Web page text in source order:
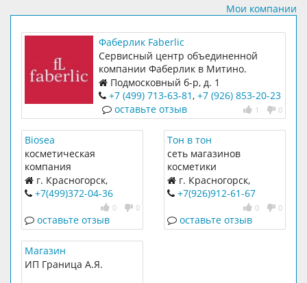
Мои компании
Фаберлик Faberlic
Сервисный центр объединенной
компании Фаберлик в Митино.
Подмосковный б-р, д. 1
+7 (499) 713-63-81, +7 (926) 853-20-23
1 0
оставьте отзыв
Biosea
косметическая
компания
г. Красногорск,
Красногорский бульвар,
+7(499)372-04-36
0 0
оставьте отзыв
Тон в тон
сеть магазинов
косметики
г. Красногорск,
Подмосковный бульвар,
+7(926)912-61-67
0 0
оставьте отзыв
Магазин
ИП Граница А.Я.